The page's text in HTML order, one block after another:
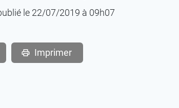
le 22/07/2019 à 09h07
Imprimer